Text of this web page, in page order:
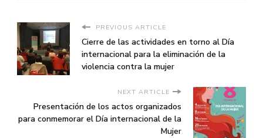
PREVIOUS ARTICLE
Cierre de las actividades en torno al Día
internacional para la eliminación de la
violencia contra la mujer
NEXT ARTICLE
Presentación de los actos organizados
para conmemorar el Día internacional de la
Mujer